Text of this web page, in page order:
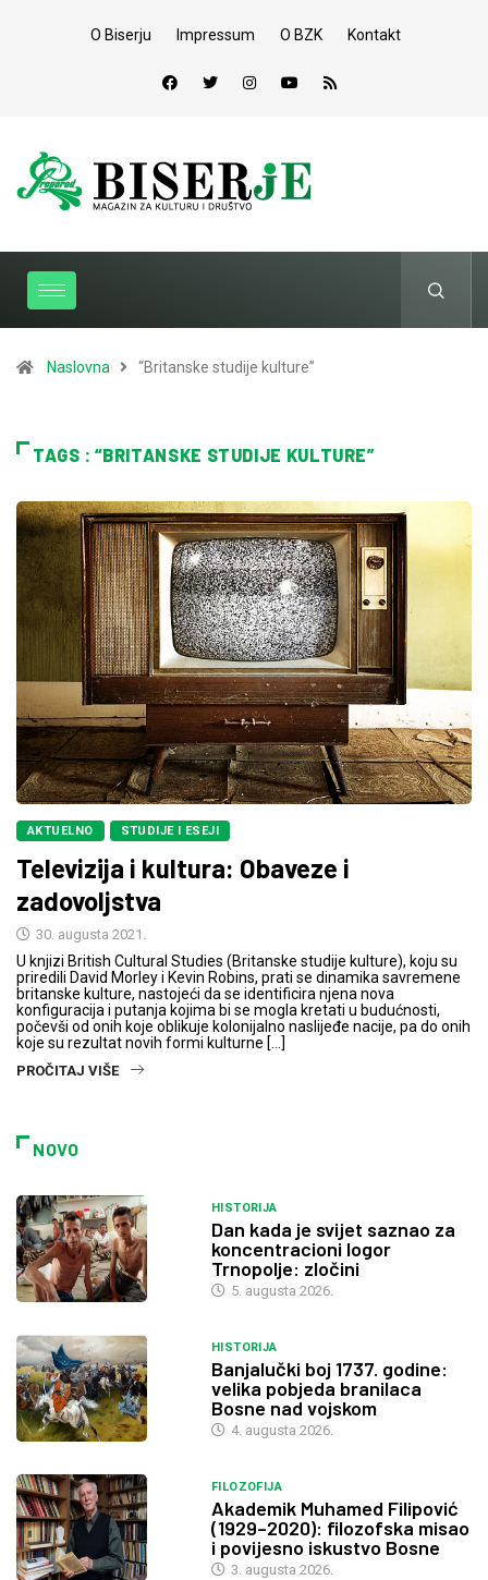
O Biserju Impressum O BZK Kontakt
Naslovna “Britanske studije kulture”
TAGS : “BRITANSKE STUDIJE KULTURE”
AKTUELNO STUDIJE I ESEJI
Televizija i kultura: Obaveze i
zadovoljstva
30. augusta 2021.
U knjizi British Cultural Studies (Britanske studije kulture), koju su
priredili David Morley i Kevin Robins, prati se dinamika savremene
britanske kulture, nastojeći da se identificira njena nova
konfiguracija i putanja kojima bi se mogla kretati u budućnosti,
počevši od onih koje oblikuje kolonijalno naslijeđe nacije, pa do onih
koje su rezultat novih formi kulturne […]
PROČITAJ VIŠE
NOVO
HISTORIJA
Dan kada je svijet saznao za
koncentracioni logor
Trnopolje: zločini
5. augusta 2026.
HISTORIJA
Banjalučki boj 1737. godine:
velika pobjeda branilaca
Bosne nad vojskom
4. augusta 2026.
FILOZOFIJA
Akademik Muhamed Filipović
(1929–2020): filozofska misao
i povijesno iskustvo Bosne
3. augusta 2026.